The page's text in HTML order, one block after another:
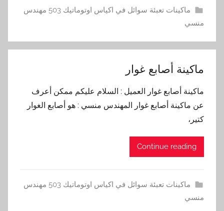
ماكينات تعبئة سوائل في اكياس اوتوماتيك 503 مهندس
منسي
ماكينة أصابع غوار
ماكينة أصابع غوار العميل : السلام عليكم ممكن أعرف
عن ماكينة أصابع غوار المهندس منسي : هو أصابع الغوار
كتير،
Continue reading
ماكينات تعبئة سوائل في اكياس اوتوماتيك 503 مهندس
منسي